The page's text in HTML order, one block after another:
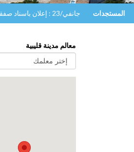
المستجدات جانفي/23 : إعلان باسناد صفقة خدمات جمع ونقل الفضلات المنزلية والشبيهة بمدينة قليبية
معالم مدينة قليبية